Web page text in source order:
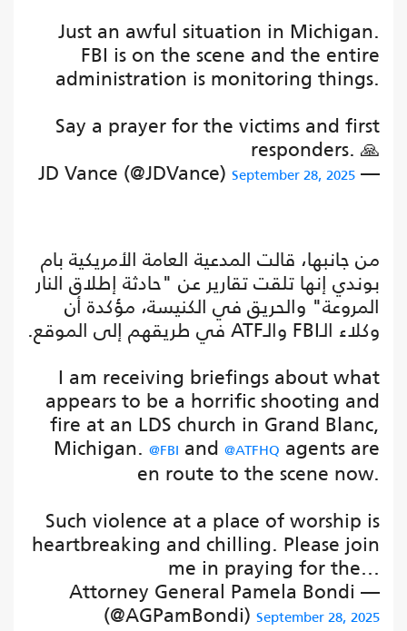
Just an awful situation in Michigan.
FBI is on the scene and the entire
administration is monitoring things.
Say a prayer for the victims and first
responders. 🙏
— JD Vance (@JDVance)
September 28, 2025
من جانبها، قالت المدعية العامة الأمريكية بام
بوندي إنها تلقت تقارير عن "حادثة إطلاق النار
المروعة" والحريق في الكنيسة، مؤكدة أن
وكلاء الـFBI والـATF في طريقهم إلى الموقع.
I am receiving briefings about what
appears to be a horrific shooting and
fire at an LDS church in Grand Blanc,
Michigan. @FBI and @ATFHQ agents are
en route to the scene now.
Such violence at a place of worship is
heartbreaking and chilling. Please join
me in praying for the…
— Attorney General Pamela Bondi
(@AGPamBondi) September 28, 2025